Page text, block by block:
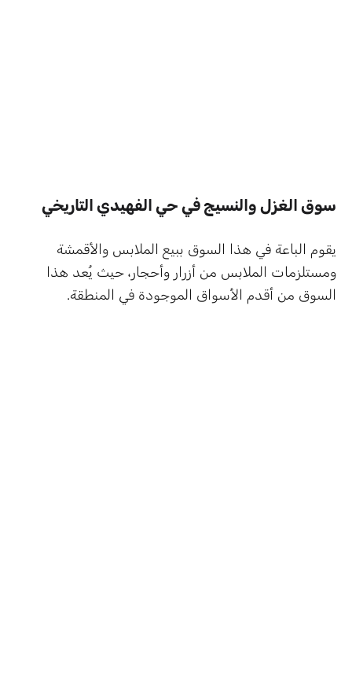
سوق الغزل والنسيج في حي الفهيدي التاريخي
يقوم الباعة في هذا السوق ببيع الملابس والأقمشة
ومستلزمات الملابس من أزرار وأحجار، حيث يُعد هذا
السوق من أقدم الأسواق الموجودة في المنطقة.